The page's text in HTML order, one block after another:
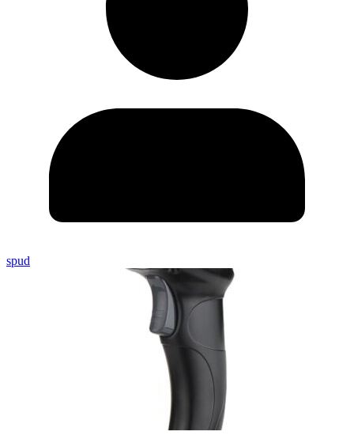
spud